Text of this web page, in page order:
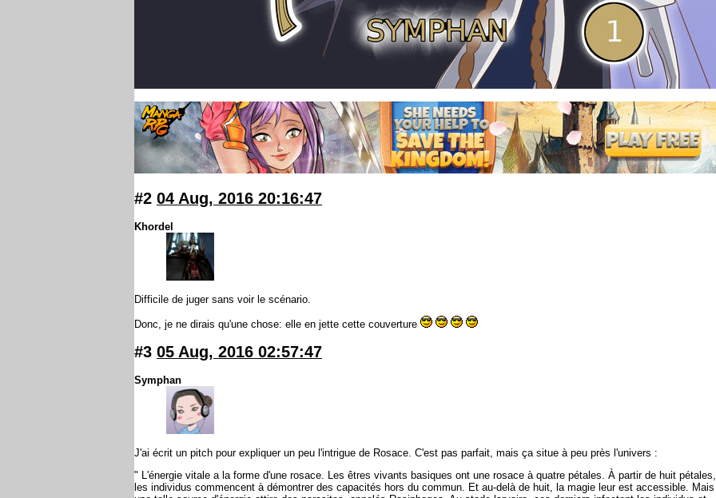
#2 04 Aug, 2016 20:16:47
Khordel
Difficile de juger sans voir le scénario.
Donc, je ne dirais qu'une chose: elle en jette cette couverture
#3 05 Aug, 2016 02:57:47
Symphan
J'ai écrit un pitch pour expliquer un peu l'intrigue de Rosace. C'est pas parfait, mais ça situe à peu près l'univers :
" L'énergie vitale a la forme d'une rosace. Les êtres vivants basiques ont une rosace à quatre pétales. À partir de huit pétales,
les individus commencent à démontrer des capacités hors du commun. Et au-delà de huit, la magie leur est accessible. Mais